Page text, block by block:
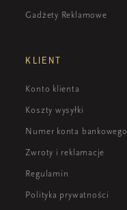
Gadżety Reklamowe
KLIENT
Konto klienta
Koszty wysyłki
Numer konta bankowego
Zwroty i reklamacje
Regulamin
Polityka prywatności